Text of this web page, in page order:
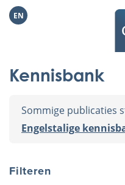
EN
Kennisbank
Sommige publicaties
Engelstalige
Filteren